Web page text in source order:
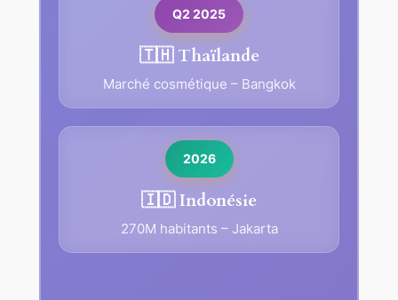
Q2 2025
🇹🇭 Thaïlande
Marché cosmétique – Bangkok
2026
🇮🇩 Indonésie
270M habitants – Jakarta